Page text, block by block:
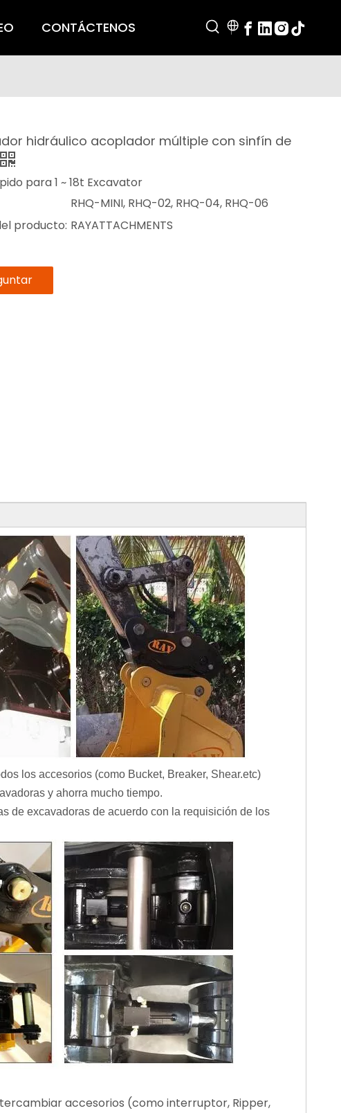
CONTÁCTENOS
hidráulico acoplador múltiple con sinfín de
para 1 ~ 18t Excavator
RHQ-MINI, RHQ-02, RHQ-04, RHQ-06
producto: RAYATTACHMENTS
los accesorios (como Bucket, Breaker, Shear.etc)
y ahorra mucho tiempo.
de excavadoras de acuerdo con la requisición de los
accesorios (como interruptor, Ripper,